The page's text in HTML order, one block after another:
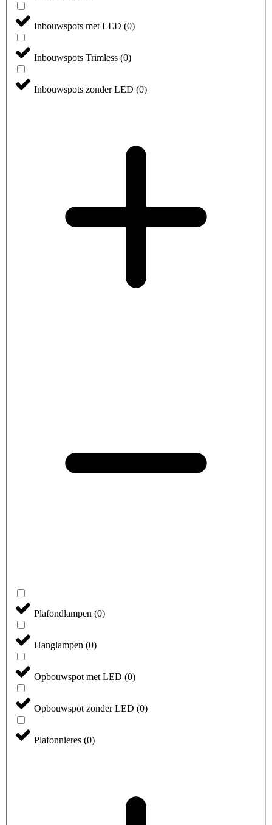
Inbouwspots met LED (0)
Inbouwspots Trimless (0)
Inbouwspots zonder LED (0)
Plafondlampen (0)
Hanglampen (0)
Opbouwspot met LED (0)
Opbouwspot zonder LED (0)
Plafonnieres (0)